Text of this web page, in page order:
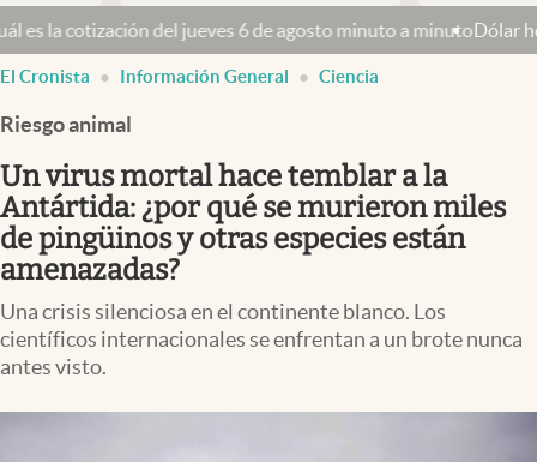
México
Finanzas y Mercados
Mercados Online
Negocios
Columnistas
Otras secciones
Apertura
Infotechnology
Clase
del jueves 6 de agosto minuto a minutoDólar hoy y dólar
El Cronista Información General Ciencia
Riesgo animal
Un virus mortal hace temblar a la
Antártida: ¿por qué se murieron miles
de pingüinos y otras especies están
amenazadas?
Una crisis silenciosa en el continente blanco. Los
científicos internacionales se enfrentan a un brote nunca
antes visto.